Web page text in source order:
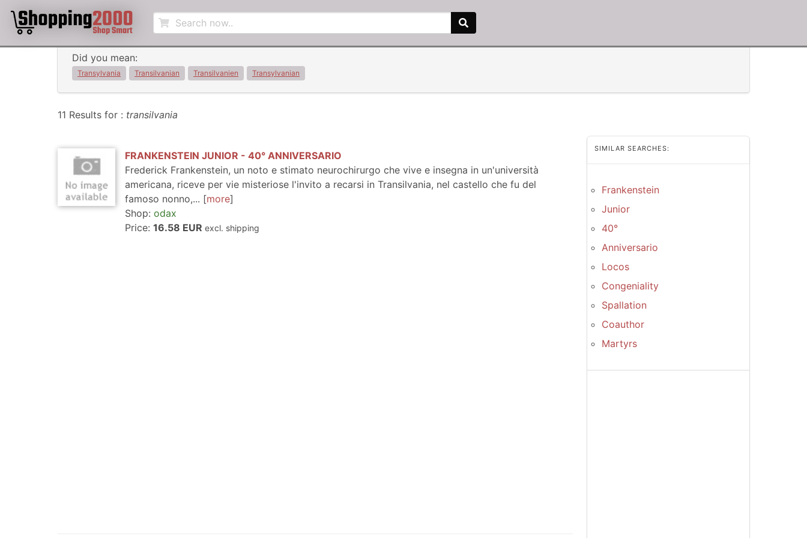
Did you mean:
Transylvania Transilvanian Transilvanien Transylvanian
11 Results for : transilvania
FRANKENSTEIN JUNIOR - 40° ANNIVERSARIO
Frederick Frankenstein, un noto e stimato neurochirurgo che vive e insegna in un'università
americana, riceve per vie misteriose l'invito a recarsi in Transilvania, nel castello che fu del
famoso nonno,...
more
Shop: odax
Price: 16.58 EUR excl. shipping
SIMILAR SEARCHES:
Frankenstein
Junior
40°
Anniversario
Locos
Congeniality
Spallation
Coauthor
Martyrs